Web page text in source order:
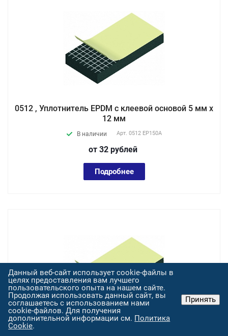
0512 , Уплотнитель EPDM с клеевой основой 5 мм х
12 мм
В наличии Арт. 0512 EP150А
от 32 рублей
Подробнее
0515 , Уплотнитель EPDM с клеевой основой 5 мм х
Данный веб-сайт использует cookie-файлы в
целях предоставления вам лучшего
пользовательского опыта на нашем сайте.
Продолжая использовать данный сайт, вы
соглашаетесь с использованием нами
cookie-файлов. Для получения
дополнительной информации см. Политика
Cookie.
Принять